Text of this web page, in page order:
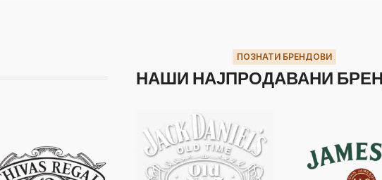
ПОЗНАТИ БРЕНДОВИ
НАШИ НАЈПРОДАВАНИ